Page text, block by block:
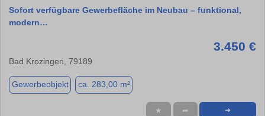
Sofort verfügbare Gewerbefläche im Neubau – funktional,
modern…
3.450 €
Bad Krozingen, 79189
Gewerbeobjekt ca. 283,00 m²
★ ➦ ➜